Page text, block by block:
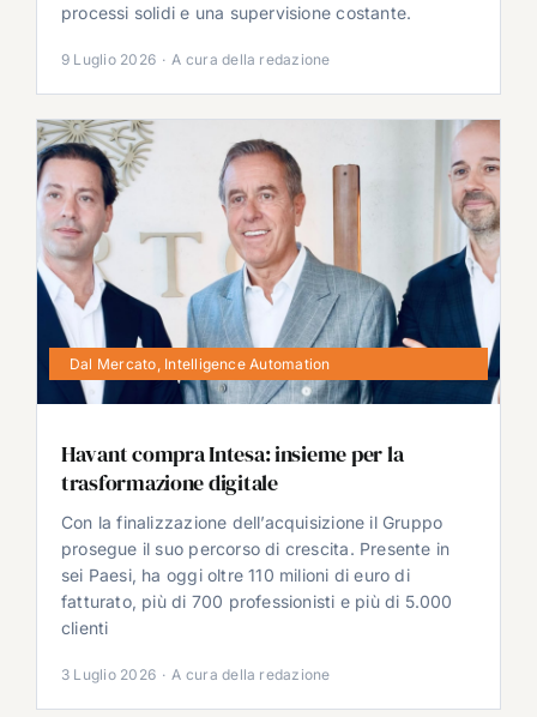
processi solidi e una supervisione costante.
9 Luglio 2026 · A cura della redazione
Dal Mercato Intelligence Automation
Havant compra Intesa: insieme per la
trasformazione digitale
Con la finalizzazione dell’acquisizione il Gruppo
prosegue il suo percorso di crescita. Presente in
sei Paesi, ha oggi oltre 110 milioni di euro di
fatturato, più di 700 professionisti e più di 5.000
clienti
3 Luglio 2026 · A cura della redazione